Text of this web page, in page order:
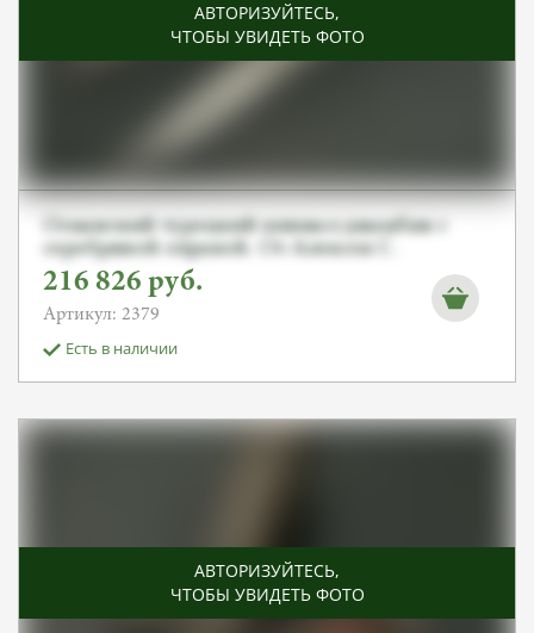
АВТОРИЗУЙТЕСЬ,
ЧТОБЫ УВИДЕТЬ ФОТО
Османский турецкий кинжал джамбия с
серебряной оправой. От Алексея С.
216 826 руб.
Артикул: 2379
Есть в наличии
АВТОРИЗУЙТЕСЬ,
ЧТОБЫ УВИДЕТЬ ФОТО